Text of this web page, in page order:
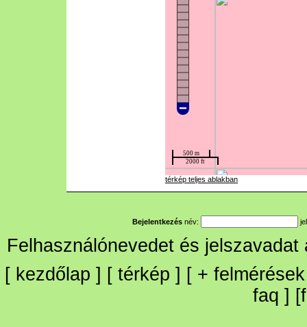
térkép teljes ablakban
Bejelentkezés név:
Felhasználónevedet és
[ kezdőlap ] [ térkép ] [ + felmérések
faq ] [